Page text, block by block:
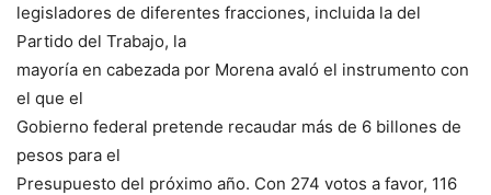
legisladores de diferentes fracciones, incluida la del
Partido del Trabajo, la
mayoría en cabezada por Morena avaló el instrumento con
el que el
Gobierno federal pretende recaudar más de 6 billones de
pesos para el
Presupuesto del próximo año. Con 274 votos a favor, 116